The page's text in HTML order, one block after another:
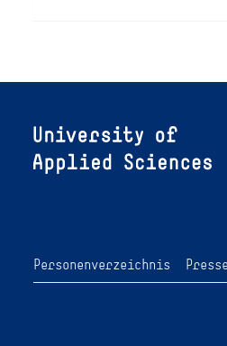
Personenverzeichnis